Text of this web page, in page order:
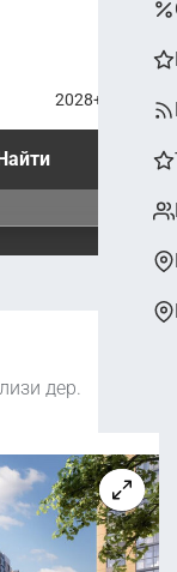
2028+
дер.